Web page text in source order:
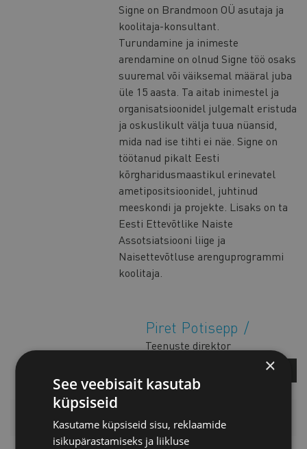
Signe on Brandmoon OÜ asutaja ja
koolitaja-konsultant.
Turundamine ja inimeste
arendamine on olnud Signe töö osaks
suuremal või väiksemal määral juba
üle 15 aasta. Ta aitab inimestel ja
organisatsioonidel julgemalt eristuda
ja oskuslikult välja tuua nüansid,
mida nad ise tihti ei näe. Signe on
töötanud pikalt Eesti
kõrgharidusmaastikul erinevatel
ametipositsioonidel, juhtinud
meeskondi ja projekte. Lisaks on ta
Eesti Ettevõtlike Naiste
Assotsiatsiooni liige ja
Naisettevõtluse arenguprogrammi
koolitaja.
Piret Potisepp
Teenuste direktor
HINNAKIRI
×
See veebisait kasutab
küpsiseid
Kasutame küpsiseid sisu, reklaamide
isikupärastamiseks ja liikluse